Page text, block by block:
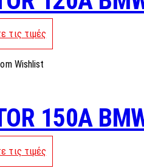
τις τιμές
Wishlist
150A
τις τιμές